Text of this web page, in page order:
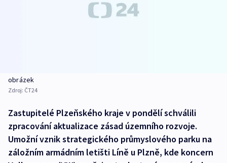
obrázek
Zdroj: ČT24
Zastupitelé Plzeňského kraje v pondělí schválili
zpracování aktualizace zásad územního rozvoje.
Umožní vznik strategického průmyslového parku na
záložním armádním letišti Líně u Plzně, kde koncern